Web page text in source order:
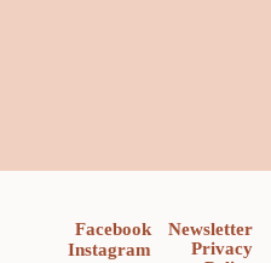
Facebook
Instagram
Newsletter
Privacy